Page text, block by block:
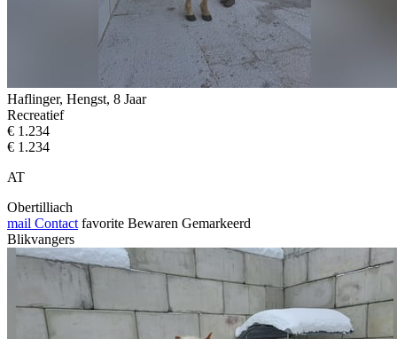
Haflinger, Hengst, 8 Jaar
Recreatief
€ 1.234
€ 1.234
AT
Obertilliach
mail Contact favorite Bewaren Gemarkeerd
Blikvangers